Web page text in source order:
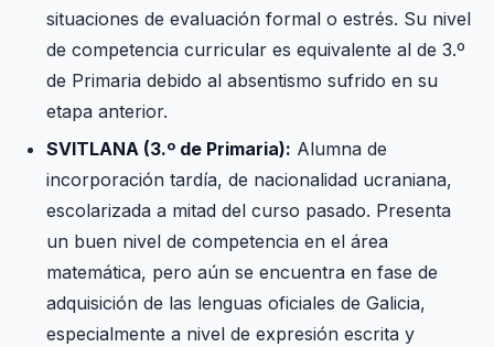
situaciones de evaluación formal o estrés. Su nivel
de competencia curricular es equivalente al de 3.º
de Primaria debido al absentismo sufrido en su
etapa anterior.
SVITLANA (3.º de Primaria): Alumna de
incorporación tardía, de nacionalidad ucraniana,
escolarizada a mitad del curso pasado. Presenta
un buen nivel de competencia en el área
matemática, pero aún se encuentra en fase de
adquisición de las lenguas oficiales de Galicia,
especialmente a nivel de expresión escrita y